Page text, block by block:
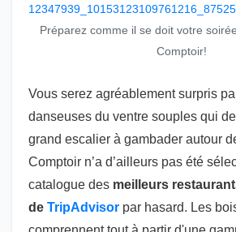
Préparez comme il se doit votre
Comptoir!
Vous serez agréablement surpris
danseuses du ventre souples qui
grand escalier à gambader autour
Comptoir n’a d’ailleurs pas été
catalogue des meilleurs
de TripAdvisor par hasard. Les